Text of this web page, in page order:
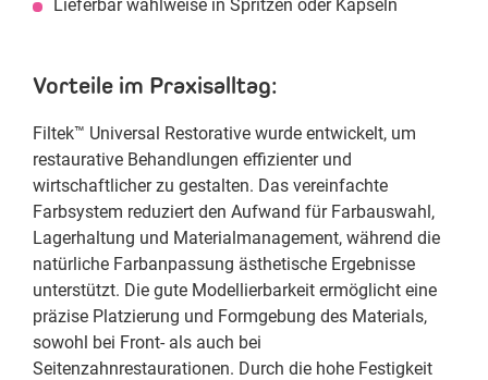
Lieferbar wahlweise in Spritzen oder Kapseln
Vorteile im Praxisalltag:
Filtek™ Universal Restorative wurde entwickelt, um
restaurative Behandlungen effizienter und
wirtschaftlicher zu gestalten. Das vereinfachte
Farbsystem reduziert den Aufwand für Farbauswahl,
Lagerhaltung und Materialmanagement, während die
natürliche Farbanpassung ästhetische Ergebnisse
unterstützt. Die gute Modellierbarkeit ermöglicht eine
präzise Platzierung und Formgebung des Materials,
sowohl bei Front- als auch bei
Seitenzahnrestaurationen. Durch die hohe Festigkeit